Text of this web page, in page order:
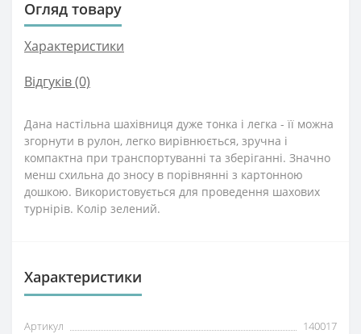
Огляд товару
Характеристики
Відгуків (0)
Дана настільна шахівниця дуже тонка і легка - її можна
згорнути в рулон, легко вирівнюється, зручна і
компактна при транспортуванні та зберіганні. Значно
менш схильна до зносу в порівнянні з картонною
дошкою. Використовується для проведення шахових
турнірів. Колір зелений.
Характеристики
Артикул
140017